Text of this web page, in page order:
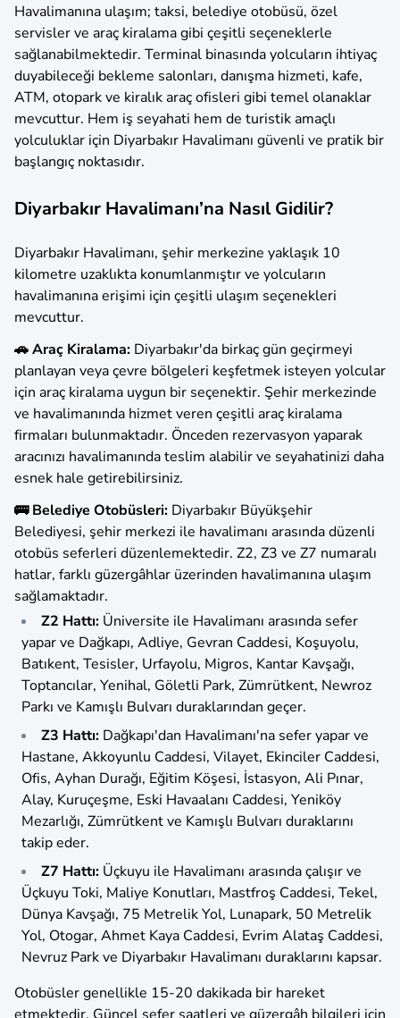
Havalimanına ulaşım; taksi, belediye otobüsü, özel
servisler ve araç kiralama gibi çeşitli seçeneklerle
sağlanabilmektedir. Terminal binasında yolcuların ihtiyaç
duyabileceği bekleme salonları, danışma hizmeti, kafe,
ATM, otopark ve kiralık araç ofisleri gibi temel olanaklar
mevcuttur. Hem iş seyahati hem de turistik amaçlı
yolculuklar için Diyarbakır Havalimanı güvenli ve pratik bir
başlangıç noktasıdır.
Diyarbakır Havalimanı’na Nasıl Gidilir?
​Diyarbakır Havalimanı, şehir merkezine yaklaşık 10
kilometre uzaklıkta konumlanmıştır ve yolcuların
havalimanına erişimi için çeşitli ulaşım seçenekleri
mevcuttur.​
🚗 Araç Kiralama: Diyarbakır'da birkaç gün geçirmeyi
planlayan veya çevre bölgeleri keşfetmek isteyen yolcular
için araç kiralama uygun bir seçenektir. Şehir merkezinde
ve havalimanında hizmet veren çeşitli araç kiralama
firmaları bulunmaktadır. Önceden rezervasyon yaparak
aracınızı havalimanında teslim alabilir ve seyahatinizi daha
esnek hale getirebilirsiniz.​
🚌 Belediye Otobüsleri: Diyarbakır Büyükşehir
Belediyesi, şehir merkezi ile havalimanı arasında düzenli
otobüs seferleri düzenlemektedir. Z2, Z3 ve Z7 numaralı
hatlar, farklı güzergâhlar üzerinden havalimanına ulaşım
sağlamaktadır.​
Z2 Hattı: Üniversite ile Havalimanı arasında sefer
yapar ve Dağkapı, Adliye, Gevran Caddesi, Koşuyolu,
Batıkent, Tesisler, Urfayolu, Migros, Kantar Kavşağı,
Toptancılar, Yenihal, Göletli Park, Zümrütkent, Newroz
Parkı ve Kamışlı Bulvarı duraklarından geçer.
Z3 Hattı: Dağkapı'dan Havalimanı'na sefer yapar ve
Hastane, Akkoyunlu Caddesi, Vilayet, Ekinciler Caddesi,
Ofis, Ayhan Durağı, Eğitim Köşesi, İstasyon, Ali Pınar,
Alay, Kuruçeşme, Eski Havaalanı Caddesi, Yeniköy
Mezarlığı, Zümrütkent ve Kamışlı Bulvarı duraklarını
takip eder.
Z7 Hattı: Üçkuyu ile Havalimanı arasında çalışır ve
Üçkuyu Toki, Maliye Konutları, Mastfroş Caddesi, Tekel,
Dünya Kavşağı, 75 Metrelik Yol, Lunapark, 50 Metrelik
Yol, Otogar, Ahmet Kaya Caddesi, Evrim Alataş Caddesi,
Nevruz Park ve Diyarbakır Havalimanı duraklarını kapsar.
Otobüsler genellikle 15-20 dakikada bir hareket
etmektedir. Güncel sefer saatleri ve güzergâh bilgileri için